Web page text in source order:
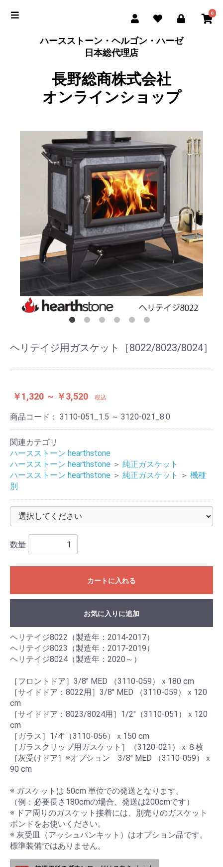
0
ハースストーン・ヘルゴン・ハーゼ
日本総代理店
長野総商株式会社
オンラインショップ
ヘリテイジ用ガスケット［8022/8023/8024］
￥1,320 ～ ￥3,520 税込
商品コード： 3110-051_1.5 ～ 3120-021_8.0
関連カテゴリ
ハースストーン hearthstone
ハースストーン hearthstone ＞ 純正ガスケット
ハースストーン hearthstone ＞ 純正ガスケット ＞ 機種
別
数量
カートに入れる
お気に入りに追加
ヘリテイジ8022（製造年：2014-2017）
ヘリテイジ8023（製造年：2017-2019）
ヘリテイジ8024（製造年：2020～）
［フロントドア］3/8" MED （3110-059）ｘ180 cm
［サイドドア：8022用］3/8" MED （3110-059）ｘ120
cm
［サイドドア：8023/8024用］1/2"（3110-051）ｘ120
cm
［ガラス］1/4"（3110-056）ｘ150 cm
［ガラスクリップ用ガスケット］（3120-021）ｘ８枚
［灰受けドア］※オプション 3/8" MED （3110-059）ｘ
90 cm
※ ガスケットは 50cm 単位での発送となります。
（例：必要長さ180cmの場合、発送は200cmです）
※ ドア周りのガスケット接着には、別売りのガスケット
ボンドをお使いください。
※ 灰受皿（アッシュパンキット）はオプション品です。
標準装備ではありません。